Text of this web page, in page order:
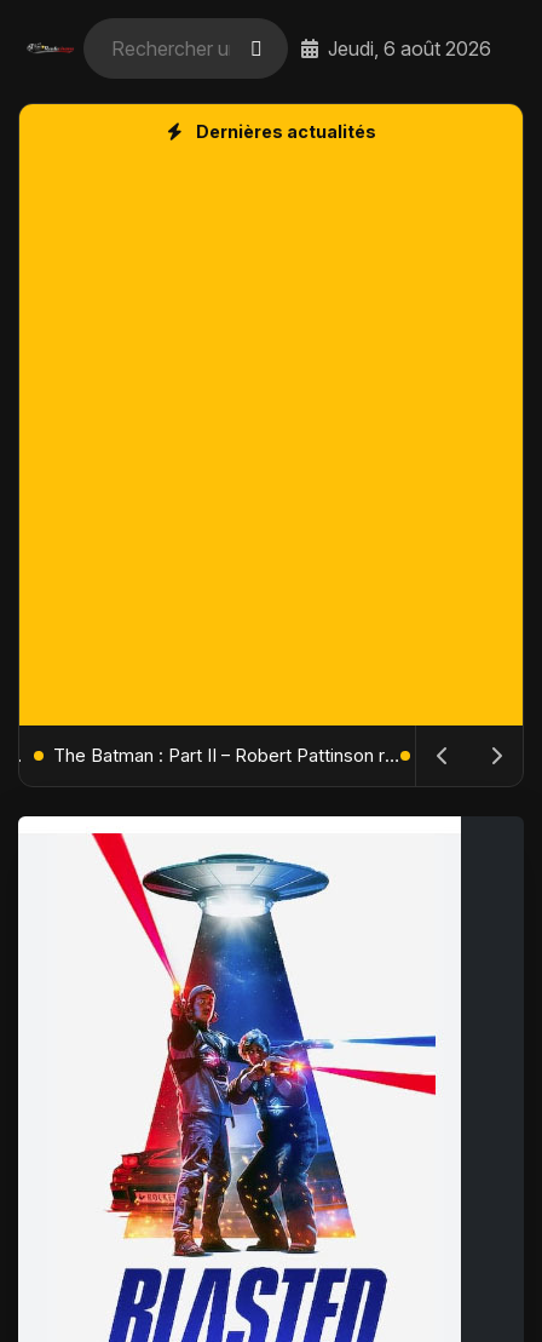
Jeudi, 6 août 2026
Dernières actualités
L'Âge de Glace : Le Réveil du Volcan – Manny, Sid et Diego de retour pour une aventure explosive The Batman : Part II – Robert Pattinson replonge dans les ténèbres de Gotham dès octobre 2027